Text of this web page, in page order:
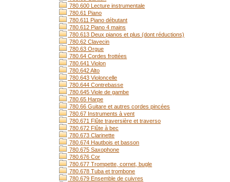
780.600 Lecture instrumentale
780.61 Piano
780.611 Piano débutant
780.612 Piano 4 mains
780.613 Deux pianos et plus (dont réductions)
780.62 Clavecin
780.63 Orgue
780.64 Cordes frottées
780.641 Violon
780.642 Alto
780.643 Violoncelle
780.644 Contrebasse
780.645 Viole de gambe
780.65 Harpe
780.66 Guitare et autres cordes pincées
780.67 Instruments à vent
780.671 Flûte traversière et traverso
780.672 Flûte à bec
780.673 Clarinette
780.674 Hautbois et basson
780.675 Saxophone
780.676 Cor
780.677 Trompette, cornet, bugle
780.678 Tuba et trombone
780.679 Ensemble de cuivres